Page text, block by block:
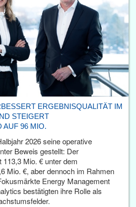
ERGEBNISQUALITÄT IM
STEIGERT
AUF 96 MIO.
2026 seine operative
Beweis gestellt: Der
Mio. € unter dem
Mio. €, aber dennoch im Rahmen
Energy Management
bestätigten ihre Rolle als